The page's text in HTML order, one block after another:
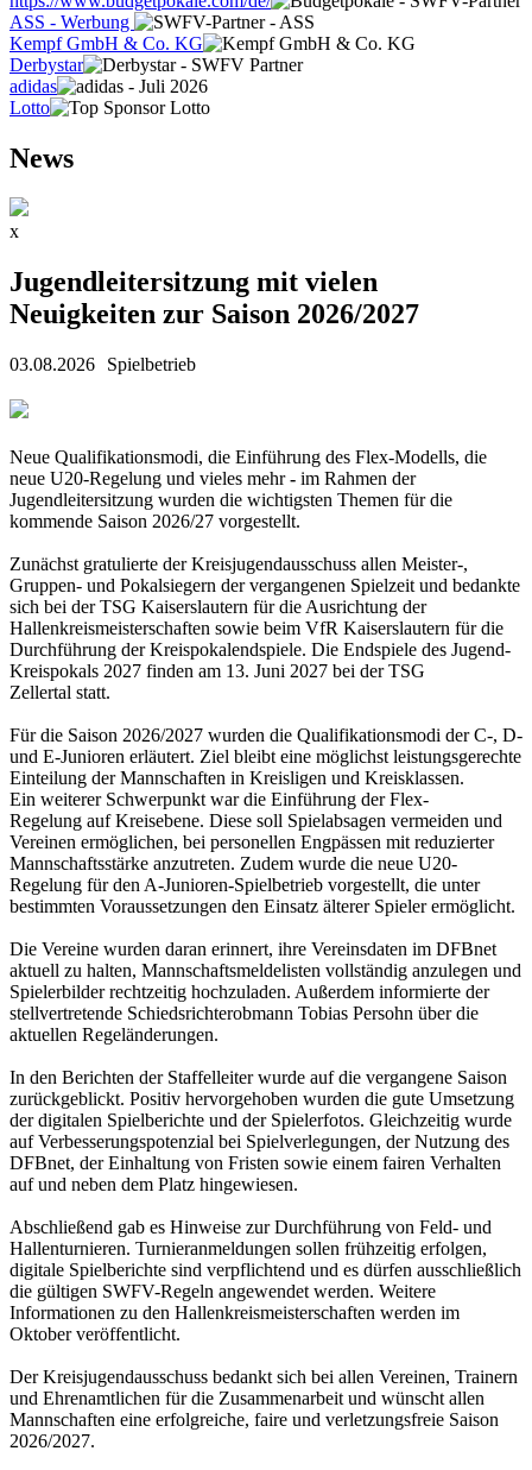
ASS - Werbung
Kempf GmbH & Co. KG
Derbystar
adidas
Lotto
News
x
Jugendleitersitzung mit vielen
Neuigkeiten zur Saison 2026/2027
03.08.2026 Spielbetrieb
Neue Qualifikationsmodi, die Einführung des Flex-Modells, die
neue U20-Regelung und vieles mehr- im Rahmen der
Jugendleitersitzung wurden die wichtigsten Themen für die
kommende Saison 2026/27 vorgestellt.
Zunächst gratulierte der Kreisjugendausschuss allen Meister-,
Gruppen- und Pokalsiegern der vergangenen Spielzeit und bedankte
sich bei der TSG Kaiserslautern für die Ausrichtung der
Hallenkreismeisterschaften sowie beim VfR Kaiserslautern für die
Durchführung der Kreispokalendspiele. Die Endspiele des Jugend-
Kreispokals 2027 finden am 13. Juni 2027 bei der TSG
Zellertal statt.
Für die Saison 2026/2027 wurden die Qualifikationsmodi der C-, D-
und E-Junioren erläutert. Ziel bleibt eine möglichst leistungsgerechte
Einteilung der Mannschaften in Kreisligen und Kreisklassen.
Ein weiterer Schwerpunkt war die Einführung der Flex-
Regelung auf Kreisebene. Diese soll Spielabsagen vermeiden und
Vereinen ermöglichen, bei personellen Engpässen mit reduzierter
Mannschaftsstärke anzutreten. Zudem wurde die neue U20-
Regelung für den A-Junioren-Spielbetrieb vorgestellt, die unter
bestimmten Voraussetzungen den Einsatz älterer Spieler ermöglicht.
Die Vereine wurden daran erinnert, ihre Vereinsdaten im DFBnet
aktuell zu halten, Mannschaftsmeldelisten vollständig anzulegen und
Spielerbilder rechtzeitig hochzuladen. Außerdem informierte der
stellvertretende Schiedsrichterobmann Tobias Persohn über die
aktuellen Regeländerungen.
In den Berichten der Staffelleiter wurde auf die vergangene Saison
zurückgeblickt. Positiv hervorgehoben wurden die gute Umsetzung
der digitalen Spielberichte und der Spielerfotos. Gleichzeitig wurde
auf Verbesserungspotenzial bei Spielverlegungen, der Nutzung des
DFBnet, der Einhaltung von Fristen sowie einem fairen Verhalten
auf und neben dem Platz hingewiesen.
Abschließend gab es Hinweise zur Durchführung von Feld- und
Hallenturnieren. Turnieranmeldungen sollen frühzeitig erfolgen,
digitale Spielberichte sind verpflichtend und es dürfen ausschließlich
die gültigen SWFV-Regeln angewendet werden. Weitere
Informationen zu den Hallenkreismeisterschaften werden im
Oktober veröffentlicht.
Der Kreisjugendausschuss bedankt sich bei allen Vereinen, Trainern
und Ehrenamtlichen für die Zusammenarbeit und wünscht allen
Mannschaften eine erfolgreiche, faire und verletzungsfreie Saison
2026/2027.